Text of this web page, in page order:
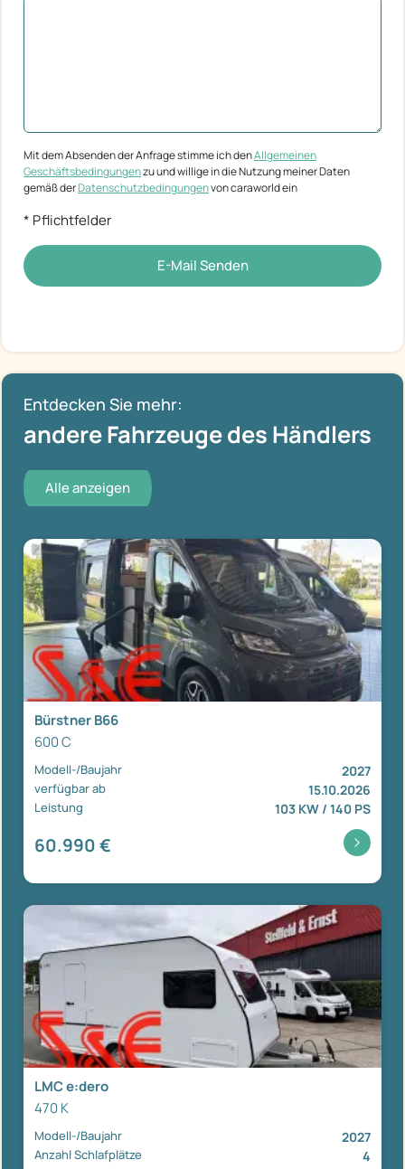
Mit dem Absenden der Anfrage stimme ich denAllgemeinen
Geschäftsbedingungenzu und willige in die Nutzung meiner Daten
gemäß derDatenschutzbedingungenvon caraworld ein
* Pflichtfelder
E-Mail Senden
Entdecken Sie mehr:
andere Fahrzeuge des Händlers
Alle anzeigen
Bürstner B66
600 C
Modell-/Baujahr 2027
verfügbar ab 15.10.2026
Leistung 103 KW / 140 PS
60.990 €
LMC e:dero
470 K
Modell-/Baujahr 2027
Anzahl Schlafplätze 4